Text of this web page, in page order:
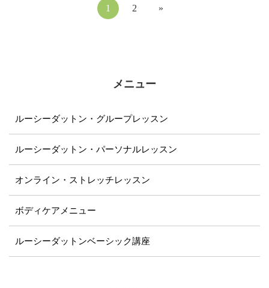
「先生の何気ない言葉...
1 2 »
メニュー
ルーシーダットン・グループレッスン
ルーシーダットン・パーソナルレッスン
オンライン・ストレッチレッスン
ボディケアメニュー
ルーシーダットンベーシック講座